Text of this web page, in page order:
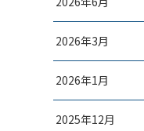
2026年3月
2026年1月
2025年12月